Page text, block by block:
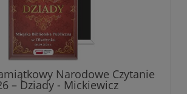
Narodowe Czytanie
– Dziady - Mickiewicz